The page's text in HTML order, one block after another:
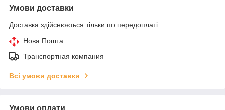
Умови доставки
Доставка здійснюється тільки по передоплаті.
Нова Пошта
Транспортная компания
Всі умови доставки